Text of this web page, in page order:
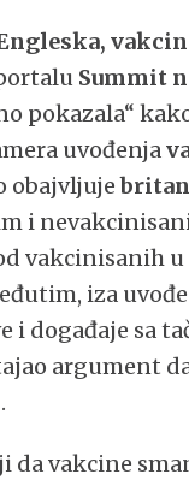
Summit
pokazala“
uvođenja
obajvljuje
i
vakcinisanih
iza
i događaje sa
argument
.
da vakcine